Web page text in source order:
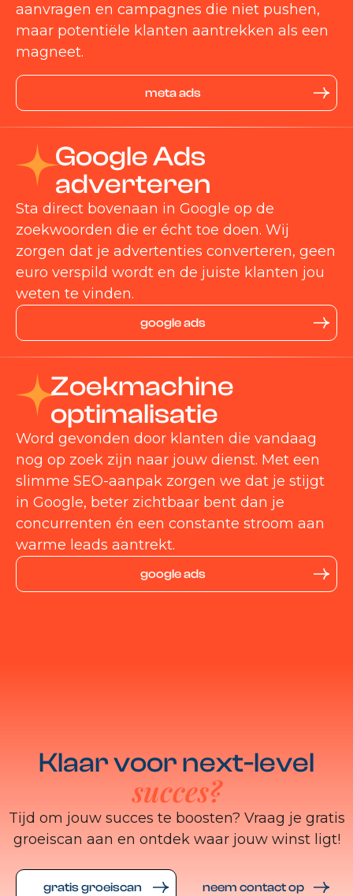
aanvragen en campagnes die niet pushen,
maar potentiële klanten aantrekken als een
magneet.
meta ads
Google Ads
adverteren
Sta direct bovenaan in Google op de
zoekwoorden die er écht toe doen. Wij
zorgen dat je advertenties converteren, geen
euro verspild wordt en de juiste klanten jou
weten te vinden.
google ads
Zoekmachine
optimalisatie
Word gevonden door klanten die vandaag
nog op zoek zijn naar jouw dienst. Met een
slimme SEO-aanpak zorgen we dat je stijgt
in Google, beter zichtbaar bent dan je
concurrenten én een constante stroom aan
warme leads aantrekt.
google ads
Klaar voor next-level
succes?
Tijd om jouw succes te boosten? Vraag je gratis
groeiscan aan en ontdek waar jouw winst ligt!
gratis groeiscan neem contact op